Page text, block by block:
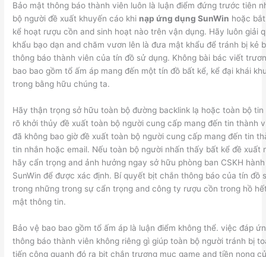
Bảo mật thông báo thành viên luôn là luận điểm đứng trước tiên
bộ người đề xuất khuyến cáo khi nạp ứng dụng SunWin hoặc
kể hoạt rượu cồn and sinh hoạt nào trên vận dụng. Hãy luôn giải
khẩu bạo dạn and chăm vươn lên là đưa mật khẩu để tránh bị kẻ
thông báo thành viên của tín đồ sử dụng. Không bài bác viết
bao bao gồm tổ ấm áp mang đến một tín đồ bất kể, kể đại khái
trong bằng hữu chúng ta.
Hãy thận trọng sở hữu toàn bộ đường backlink lạ hoặc toàn bộ tin
rõ khởi thủy đề xuất toàn bộ người cung cấp mang đến tin thành
đã không bao giờ đề xuất toàn bộ người cung cấp mang đến tin
tin nhắn hoặc email. Nếu toàn bộ người nhấn thấy bất kể đề xuất
hãy cẩn trọng and ảnh hưởng ngay sở hữu phòng ban CSKH
SunWin để được xác định. Bí quyết bịt chắn thông báo của tín đồ
trong những trong sự cẩn trọng and công ty rượu cồn trong hồ
mật thông tin.
Bảo vệ bao bao gồm tổ ấm áp là luận điểm không thể. việc đáp
thông báo thành viên không riêng gì giúp toàn bộ người tránh bị
tiến công quanh đó ra bịt chắn trương mục game and tiền nong